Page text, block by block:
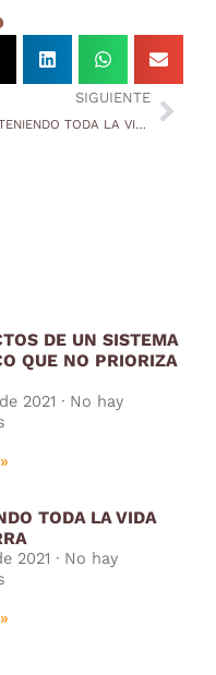
SIGUIENTE
SOSTENIENDO TODA LA VIDA EN LA TIERRA
DE UN SISTEMA
QUE NO PRIORIZA
2021
No hay
TODA LA VIDA
2021
No hay